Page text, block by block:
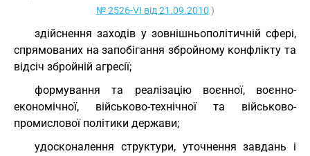
№ 2526-VI від 21.09.2010 )
здійснення заходів у зовнішньополітичній сфері,
спрямованих на запобігання збройному конфлікту та
відсіч збройній агресії;
формування та реалізацію воєнної, воєнно-
економічної, військово-технічної та військово-
промислової політики держави;
удосконалення структури, уточнення завдань і